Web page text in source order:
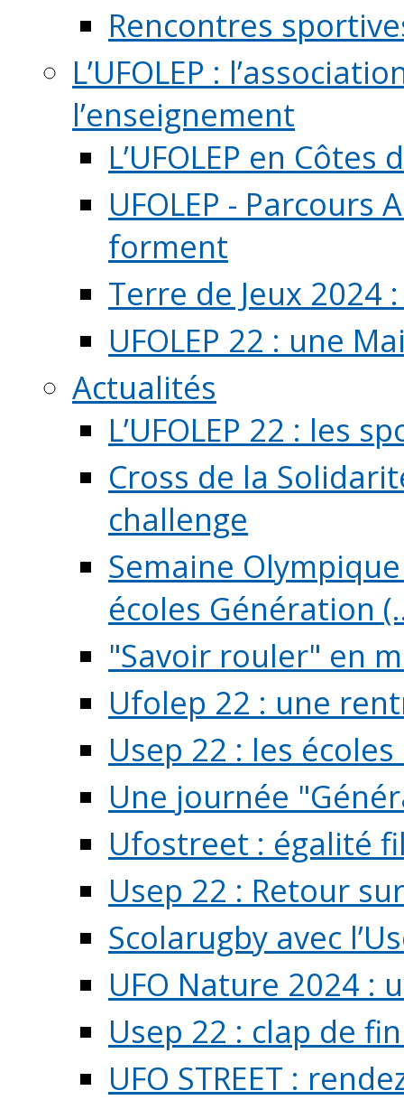
Rencontres
L’UFOLEP :
l’enseignement
L’UFOLEP en Côtes
UFOLEP -
forment
Terre de Jeux 2024
UFOLEP 22 : une
Actualités
L’UFOLEP 22 : les
Cross de la
challenge
Semaine
écoles Génération
"Savoir rouler" en
Ufolep 22 : une
Usep 22 : les
Une journée
Ufostreet : égalité
Usep 22 : Retour
Scolarugby avec
UFO Nature 2024 :
Usep 22 : clap de
UFO STREET :